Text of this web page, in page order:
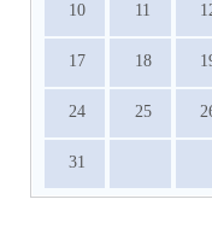
10 11
17 18
24 25
31